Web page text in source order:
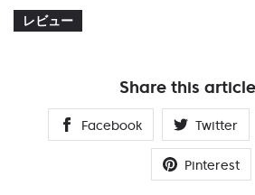
レビュー
Share this
Facebook Twitter
Pinterest